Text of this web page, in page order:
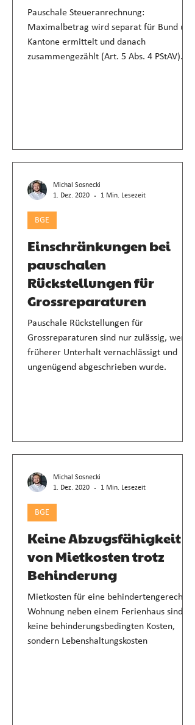
Pauschale Steueranrechnung:
Maximalbetrag wird separat für Bund und
Kantone ermittelt und danach
zusammengezählt (Art. 5 Abs. 4 PStAV).
Einschränkungen bei
pauschalen
Rückstellungen für
Grossreparaturen
Pauschale Rückstellungen für
Grossreparaturen sind nur zulässig, wenn
früherer Unterhalt vernachlässigt und
ungenügend abgeschrieben wurde.
BGE
Michal Sosnecki
1. Dez. 2020
1 Min. Lesezeit
Keine Abzugsfähigkeit
von Mietkosten trotz
Behinderung
Mietkosten für eine behindertengerechte
Wohnung neben einem Ferienhaus sind
keine behinderungsbedingten Kosten,
sondern Lebenshaltungskosten
BGE
Michal Sosnecki
1. Dez. 2020
1 Min. Lesezeit